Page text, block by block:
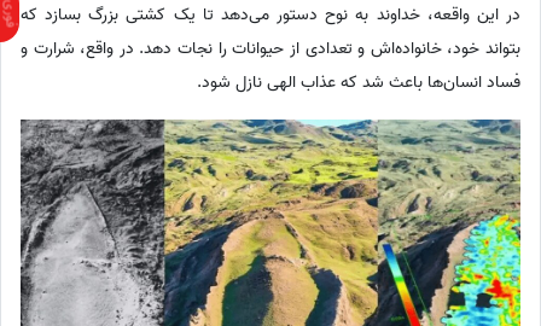
در این واقعه، خداوند به نوح دستور می‌دهد تا یک کشتی بزرگ بسازد که
بتواند خود، خانواده‌اش و تعدادی از حیوانات را نجات دهد. در واقع، شرارت و
فساد انسان‌ها باعث شد که عذاب الهی نازل شود.